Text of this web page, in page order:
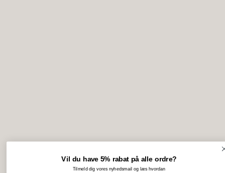
Vil du have 5% rabat på alle ordre?
Tilmeld dig vores nyhedsmail og læs hvordan